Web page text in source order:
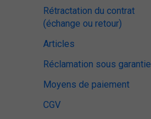
Rétractation du contrat
(échange ou retour)
Articles
Réclamation sous garantie
Moyens de paiement
CGV